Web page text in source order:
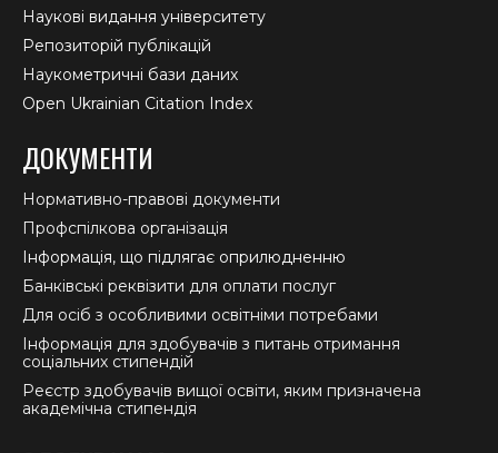
Наукові видання університету
Репозиторій публікацій
Наукометричні бази даних
Open Ukrainian Citation Index
ДОКУМЕНТИ
Нормативно-правові документи
Профспілкова організація
Інформація, що підлягає оприлюдненню
Банківські реквізити для оплати послуг
Для осіб з особливими освітніми потребами
Інформація для здобувачів з питань отримання
соціальних стипендій
Реєстр здобувачів вищої освіти, яким призначена
академічна стипендія